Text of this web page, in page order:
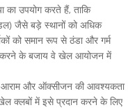
का उपयोग करते हैं, ताकि
जैसे बड़े स्थानों को अधिक
को समान रूप से ठंडा और गर्म
करने के बजाय वे खेल आयोजन में
आराम और ऑक्सीजन की आवश्यकता
क्लबों में इसे प्रदान करने के लिए